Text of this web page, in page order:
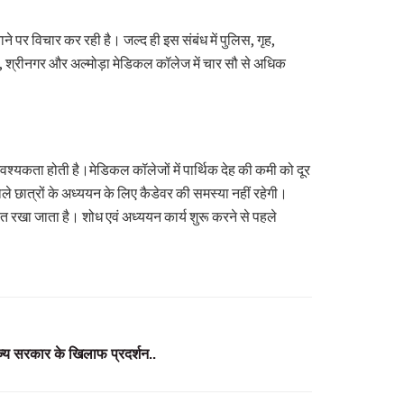
पर विचार कर रही है। जल्द ही इस संबंध में पुलिस, गृह,
श्रीनगर और अल्मोड़ा मेडिकल कॉलेज में चार सौ से अधिक
होती है।मेडिकल कॉलेजों में पार्थिक देह की कमी को दूर
छात्रों के अध्ययन के लिए कैडेवर की समस्या नहीं रहेगी।
रखा जाता है। शोध एवं अध्ययन कार्य शुरू करने से पहले
सरकार के खिलाफ प्रदर्शन..